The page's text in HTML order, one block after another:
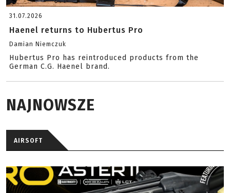
31.07.2026
Haenel returns to Hubertus Pro
Damian Niemczuk
Hubertus Pro has reintroduced products from the
German C.G. Haenel brand.
NAJNOWSZE
AIRSOFT